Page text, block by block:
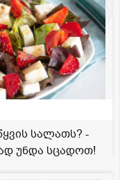
სალათს? -
უნდა სცადოთ!